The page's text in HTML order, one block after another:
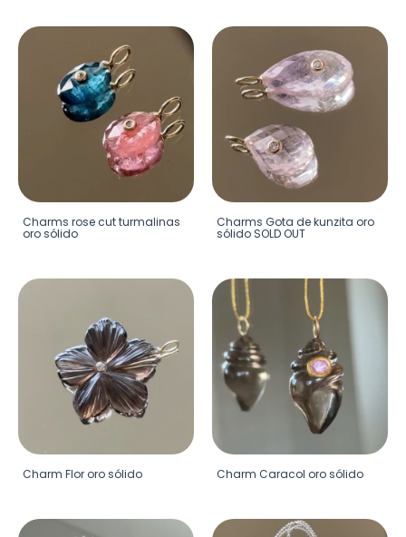
Charms rose cut turmalinas
oro sólido
Charms Gota de kunzita oro
sólido SOLD OUT
Charm Flor oro sólido Charm Caracol oro sólido